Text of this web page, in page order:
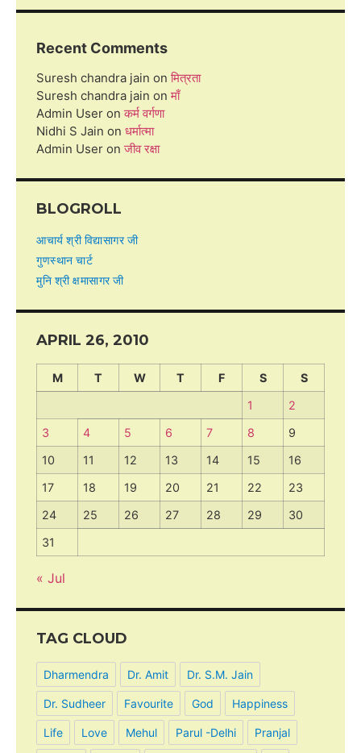
Recent Comments
Suresh chandra jain onमित्रता
Suresh chandra jain onमाँ
Admin User onकर्म वर्गणा
Nidhi S Jain on धर्मात्मा
Admin User onजीव रक्षा
BLOGROLL
आचार्य श्री विद्यासागर जी
गुणस्थान चार्ट
मुनि श्री क्षमासागर जी
APRIL 26, 2010
M T W T F S
S
1
2
3
4 5 6 7 8
9
10
11 12 13 14 15
16
17
18 19 20 21 22
23
24
25 26 27 28 29
30
31
« Jul
TAG CLOUD
Dharmendra Dr. Amit Dr. S.M. Jain
Dr. Sudheer Favourite God Happiness
Life Love Mehul Parul -Delhi Pranjal